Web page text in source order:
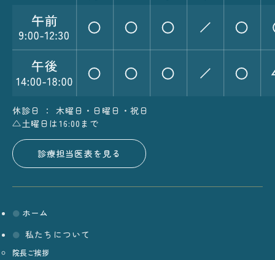
休診日 ： 木曜日・日曜日・祝日
△土曜日は16:00まで
診療担当医表を見る
ホーム
私たちについて
院長ご挨拶